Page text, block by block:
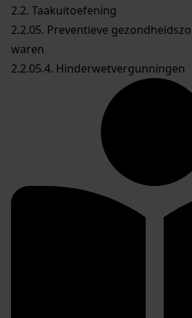
2.2. Taakuitoefening
2.2.05. Preventieve
waren
2.2.05.4. Hinderwetvergunningen